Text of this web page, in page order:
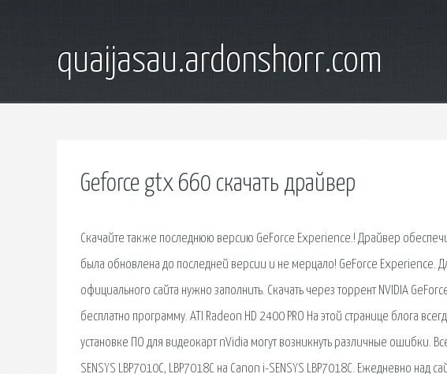
quaijasau.ardonshorr.com
Geforce gtx 660 скачать драйвер
Скачайте также последнюю версию GeForce Experience.! Драйвер
была обновлена до последней версии и не мерцало! GeForce Experience.
официального сайта нужно заполнить. Скачать через торрент NVIDIA
бесплатно программу. ATI Radeon HD 2400 PRO На этой странице блога
установке ПО для видеокарт nVidia могут возникнуть различные ошибки.
SENSYS LBP7010C, LBP7018C на Canon i-SENSYS LBP7018C. Ежедневно над